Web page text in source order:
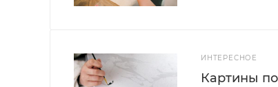
ИНТЕРЕСНОЕ
Картины